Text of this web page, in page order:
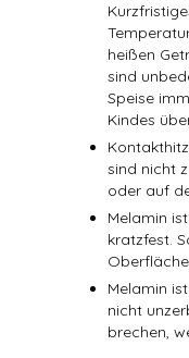
heißen
sind
Speise
Kindes
sind nicht
oder auf
Melamin
kratzfest.
Melamin
nicht
brechen,